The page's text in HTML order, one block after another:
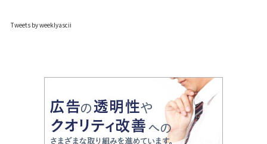
Tweets by weeklyascii